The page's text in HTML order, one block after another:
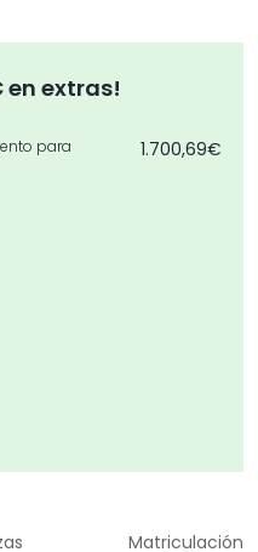
en extras!
para
1.700,69€
Matriculación